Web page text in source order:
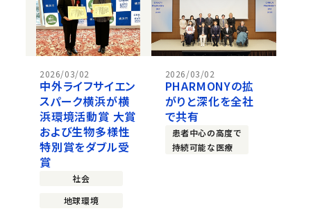
2026/03/02
中外ライフサイエン
スパーク横浜が横
浜環境活動賞 大賞
および生物多様性
特別賞をダブル受
賞
社会
地球環境
2026/03/02
PHARMONYの拡
がりと深化を全社
で共有
患者中心の高度で
持続可能な医療